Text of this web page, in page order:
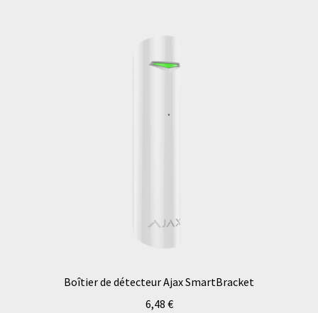
Boîtier de détecteur Ajax SmartBracket
6,48 €